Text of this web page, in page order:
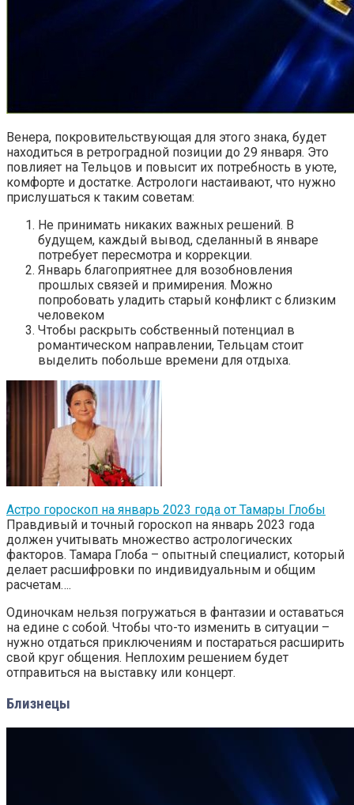
Венера, покровительствующая для этого знака, будет
находиться в ретроградной позиции до 29 января. Это
повлияет на Тельцов и повысит их потребность в уюте,
комфорте и достатке. Астрологи настаивают, что нужно
прислушаться к таким советам:
Не принимать никаких важных решений. В
будущем, каждый вывод, сделанный в январе
потребует пересмотра и коррекции.
Январь благоприятнее для возобновления
прошлых связей и примирения. Можно
попробовать уладить старый конфликт с близким
человеком
Чтобы раскрыть собственный потенциал в
романтическом направлении, Тельцам стоит
выделить побольше времени для отдыха.
Астро гороскоп на январь 2023 года от Тамары Глобы
Правдивый и точный гороскоп на январь 2023 года
должен учитывать множество астрологических
факторов. Тамара Глоба – опытный специалист, который
делает расшифровки по индивидуальным и общим
расчетам….
Одиночкам нельзя погружаться в фантазии и оставаться
на едине с собой. Чтобы что-то изменить в ситуации –
нужно отдаться приключениям и постараться расширить
свой круг общения. Неплохим решением будет
отправиться на выставку или концерт.
Близнецы